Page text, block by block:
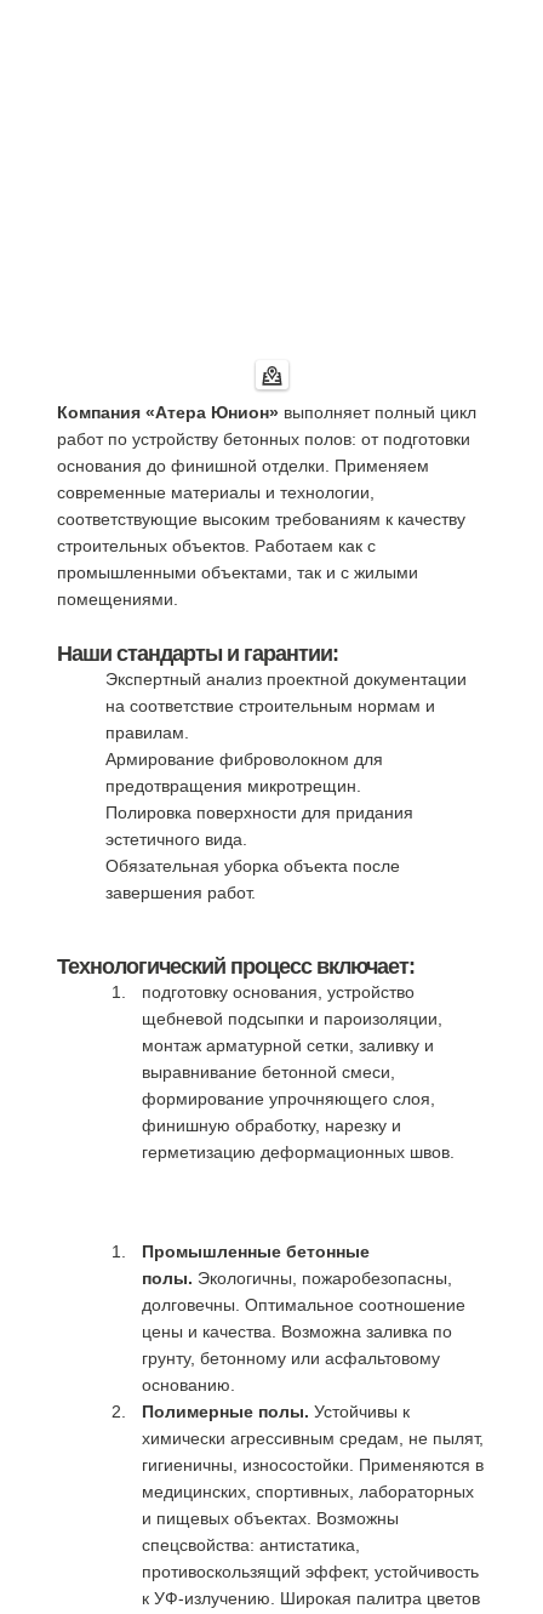
Компания «Атера Юнион»выполняет полный цикл
работ по устройству бетонных полов: от подготовки
основания до финишной отделки. Применяем
современные материалы и технологии,
соответствующие высоким требованиям к качеству
строительных объектов. Работаем как с
промышленными объектами, так и с жилыми
помещениями.
Наши стандарты и гарантии:
Экспертный анализ проектной документации
на соответствие строительным нормам и
правилам.
Армирование фиброволокном для
предотвращения микротрещин.
Полировка поверхности для придания
эстетичного вида.
Обязательная уборка объекта после
завершения работ.
Технологический процесс включает:
подготовку основания, устройство
щебневой подсыпки и пароизоляции,
монтаж арматурной сетки, заливку и
выравнивание бетонной смеси,
формирование упрочняющего слоя,
финишную обработку, нарезку и
герметизацию деформационных швов.
Промышленные бетонные
полы. Экологичны, пожаробезопасны,
долговечны. Оптимальное соотношение
цены и качества. Возможна заливка по
грунту, бетонному или асфальтовому
основанию.
Полимерные полы. Устойчивы к
химически агрессивным средам, не пылят,
гигиеничны, износостойки. Применяются в
медицинских, спортивных, лабораторных
и пищевых объектах. Возможны
спецсвойства: антистатика,
противоскользящий эффект, устойчивость
к УФ-излучению. Широкая палитра цветов